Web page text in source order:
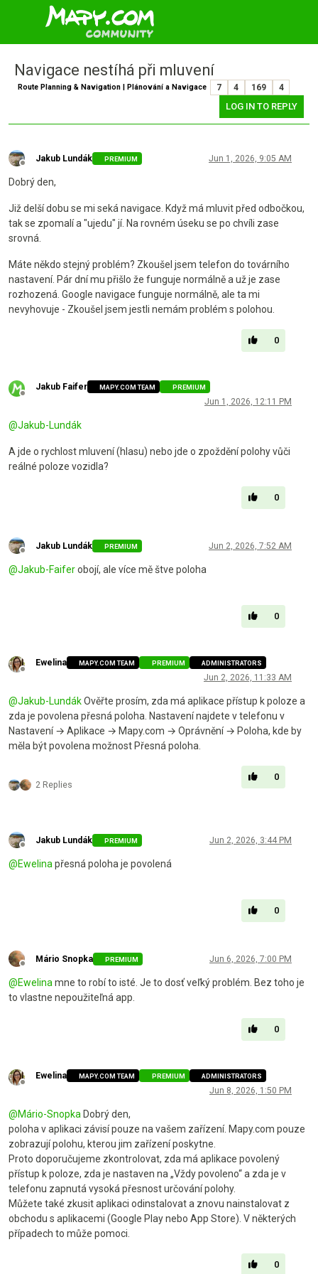
Navigace nestíhá při mluvení
Route Planning & Navigation | Plánování a Navigace 7 4 169 4
LOG IN TO REPLY
Jakub Lundák PREMIUM Jun 1, 2026, 9:05 AM
Dobrý den,
Již delší dobu se mi seká navigace. Když má mluvit před odbočkou,
tak se zpomalí a "ujedu" jí. Na rovném úseku se po chvíli zase
srovná.
Máte někdo stejný problém? Zkoušel jsem telefon do továrního
nastavení. Pár dní mu přišlo že funguje normálně a už je zase
rozhozená. Google navigace funguje normálně, ale ta mi
nevyhovuje - Zkoušel jsem jestli nemám problém s polohou.
0
Jakub Faifer MAPY.COM TEAM PREMIUM
Jun 1, 2026, 12:11 PM
@Jakub-Lundák
A jde o rychlost mluvení (hlasu) nebo jde o zpoždění polohy vůči
reálné poloze vozidla?
0
Jakub Lundák PREMIUM Jun 2, 2026, 7:52 AM
@Jakub-Faiferobojí, ale více mě štve poloha
0
Ewelina MAPY.COM TEAM PREMIUM ADMINISTRATORS
Jun 2, 2026, 11:33 AM
@Jakub-LundákOvěřte prosím, zda má aplikace přístup k poloze a
zda je povolena přesná poloha. Nastavení najdete v telefonu v
Nastavení → Aplikace → Mapy.com → Oprávnění → Poloha, kde by
měla být povolena možnost Přesná poloha.
2 Replies
0
Jakub Lundák PREMIUM Jun 2, 2026, 3:44 PM
@Ewelina přesná poloha je povolená
0
Mário Snopka PREMIUM Jun 6, 2026, 7:00 PM
@Ewelina mne to robí to isté. Je to dosť veľký problém. Bez toho je
to vlastne nepoužiteľná app.
0
Ewelina MAPY.COM TEAM PREMIUM ADMINISTRATORS
Jun 8, 2026, 1:50 PM
@Mário-Snopka Dobrý den,
poloha v aplikaci závisí pouze na vašem zařízení. Mapy.com pouze
zobrazují polohu, kterou jim zařízení poskytne.
Proto doporučujeme zkontrolovat, zda má aplikace povolený
přístup k poloze, zda je nastaven na „Vždy povoleno“ a zda je v
telefonu zapnutá vysoká přesnost určování polohy.
Můžete také zkusit aplikaci odinstalovat a znovu nainstalovat z
obchodu s aplikacemi (Google Play nebo App Store). V některých
případech to může pomoci.
0